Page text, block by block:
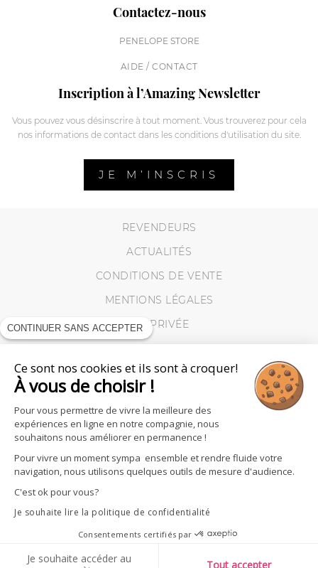
Contactez-nous
PENELOPE STORE
AIDE / CONTACT
Inscription à l’Amazing Newsletter
Vous pouvez vous désinscrire à tout moment. Vous trouverez pour cela
nos informations de contact dans les conditions d'utilisation du site.
JE M’INSCRIS
REVENDEURS
ACTUALITÉS
CONDITIONS DE VENTE
MENTIONS LÉGALES
VIE PRIVÉE
COOKIES
SUIVEZ - NOUS
CONTINUER SANS ACCEPTER
Ce sont nos cookies et ils sont à croquer!
À vous de choisir !
Pour vous permettre de vivre la meilleure des
expériences en ligne en notre compagnie, nous
souhaitons nous améliorer en permanence !
Pour vivre un moment sympa ensemble et rendre fluide votre
navigation, nous utilisons quelques outils de mesure d'audience.
C'est ok pour vous?
Je souhaite lire la politique de confidentialité
Consentements certifiés par
Je souhaite accéder au
Tout accepter